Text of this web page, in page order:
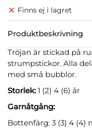
Finns ej i lagret
Produktbeskrivning
Tröjan är stickad på
strumpstickor. Alla
med små bubblor.
Storlek:1 (2) 4 (6) år
Garnåtgång:
Bottenfärg: 3 (3) 4 (4)